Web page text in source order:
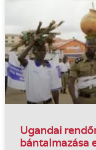
Ugandai
bántalmazása